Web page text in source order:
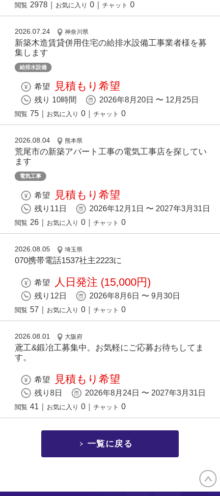
閲覧 2978 お気に入り 0 チャット 0
2026.07.24 神奈川県
新築木造賃貸併用住宅の給排水設備工事業者様を募
集します
給排水設備
希望 見積もり希望
残り 10時間 2026年8月20日 〜 12月25日
閲覧 75 お気に入り 0 チャット 0
2026.08.04 熊本県
荒尾市の新築アパート工事の電気工事店を探してい
ます
電気工事
希望 見積もり希望
残り11日 2026年12月1日 〜 2027年3月31日
閲覧 26 お気に入り 0 チャット 0
2026.08.05 埼玉県
070携帯電話1537社主2223に
希望 人日発注 (15,000円)
残り12日 2026年8月6日 〜 9月30日
閲覧 57 お気に入り 0 チャット 0
2026.08.01 大阪府
鳶工&鍛冶工募集中。お気軽にご応募お待ちしてま
す。
希望 見積もり希望
残り8日 2026年8月24日 〜 2027年3月31日
閲覧 41 お気に入り 0 チャット 0
一覧に戻る